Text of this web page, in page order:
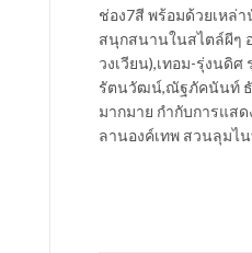
ช่อง7สี พร้อมด้วยเหล่
สนุกสนานในสไตล์ผีๆ
วงเวียน),เทอม-รุ่งนดิ
รัตนวัฒน์,ณัฐภัคนันท์
มากมาย กำกับการแส
ลานองค์เทพ สวนลุมไ